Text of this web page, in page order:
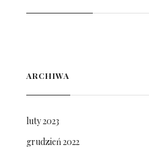
ARCHIWA
luty 2023
grudzień 2022